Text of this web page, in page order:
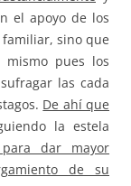
el apoyo de los
sino que
pues los
las cada
De ahí que
la estela
dar mayor
de su